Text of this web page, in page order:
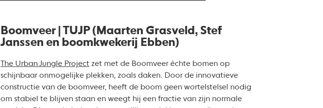
Boomveer | TUJP (Maarten Grasveld, Stef
Janssen en boomkwekerij Ebben)
The Urban Jungle Projectzet met de Boomveer échte bomen op
schijnbaar onmogelijke plekken, zoals daken. Door de innovatieve
constructie van de boomveer, heeft de boom geen wortelstelsel nodig
om stabiel te blijven staan en weegt hij een fractie van zijn normale